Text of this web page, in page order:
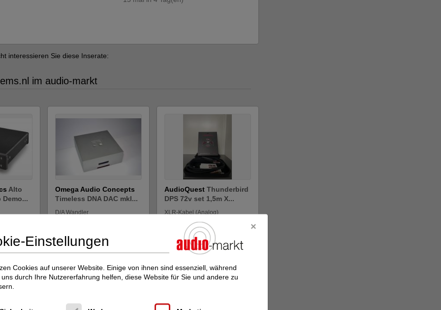
interessieren Sie diese Inserate:
im audio-markt
Alto
Demo...
Omega Audio Concepts
Timeless DNA DAC mkI...
D/A Wandler
AudioQuestThunderbird
DPS 72v set 1,5m X...
XLR-Kabel (Analog)
Neupreis: 5.200 €
2.799 €
Einstellungen
Cookies auf unserer Website. Einige von ihnen sind essenziell, während
durch Ihre Nutzererfahrung helfen, diese Website für Sie und andere zu